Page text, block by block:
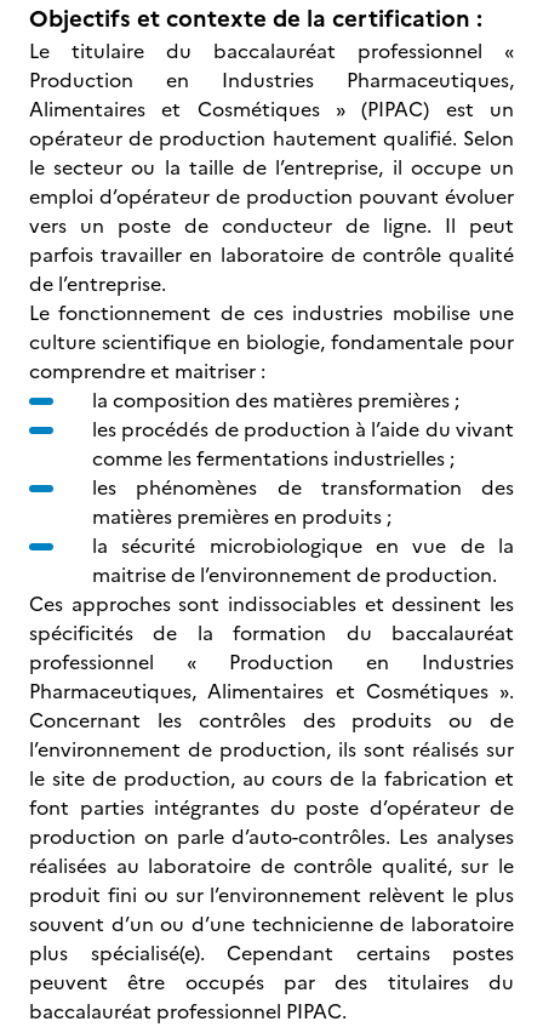
Objectifs et contexte de la certification :
Le titulaire du baccalauréat professionnel «
Production en Industries Pharmaceutiques,
Alimentaires et Cosmétiques » (PIPAC) est un
opérateur de production hautement qualifié. Selon
le secteur ou la taille de l’entreprise, il occupe un
emploi d’opérateur de production pouvant évoluer
vers un poste de conducteur de ligne. Il peut
parfois travailler en laboratoire de contrôle qualité
de l’entreprise.
Le fonctionnement de ces industries mobilise une
culture scientifique en biologie, fondamentale pour
comprendre et maitriser :
la composition des matières premières ;
les procédés de production à l’aide du vivant
comme les fermentations industrielles ;
les phénomènes de transformation des
matières premières en produits ;
la sécurité microbiologique en vue de la
maitrise de l’environnement de production.
Ces approches sont indissociables et dessinent les
spécificités de la formation du baccalauréat
professionnel « Production en Industries
Pharmaceutiques, Alimentaires et Cosmétiques ».
Concernant les contrôles des produits ou de
l’environnement de production, ils sont réalisés sur
le site de production, au cours de la fabrication et
font parties intégrantes du poste d’opérateur de
production on parle d’auto-contrôles. Les analyses
réalisées au laboratoire de contrôle qualité, sur le
produit fini ou sur l’environnement relèvent le plus
souvent d’un ou d’une technicienne de laboratoire
plus spécialisé(e). Cependant certains postes
peuvent être occupés par des titulaires du
baccalauréat professionnel PIPAC.